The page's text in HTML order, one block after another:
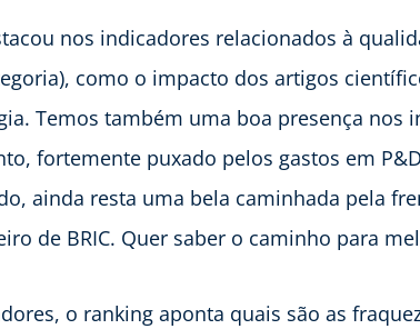
nos indicadores relacionados à
como o impacto dos artigos
Temos também uma boa presença nos
fortemente puxado pelos gastos em
ainda resta uma bela caminhada pela
de BRIC. Quer saber o caminho para
o ranking aponta quais são as